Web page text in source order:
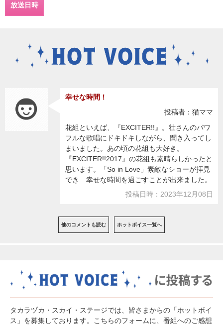
放送日時
幸せな時間！
投稿者：猫ママ
花組といえば、『EXCITER!!』。壮さんのパワ
フルな歌唱にドキドキしながら、聞き入ってし
まいました。あの頃の花組も大好き。
『EXCITER!!2017』の花組も素晴らしかったと
思います。「So in Love」素敵なショーが拝見
でき 幸せな時間を過ごすことが出来ました。
投稿日時：2023年12月08日
他のコメントも読む ホットボイス一覧へ
タカラヅカ・スカイ・ステージでは、皆さまからの「ホットボイ
ス」を募集しております。こちらのフォームに、番組へのご感想